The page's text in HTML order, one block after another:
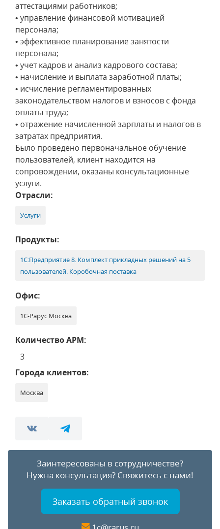
аттестациями работников;
• управление финансовой мотивацией
персонала;
• эффективное планирование занятости
персонала;
• учет кадров и анализ кадрового состава;
• начисление и выплата заработной платы;
• исчисление регламентированных
законодательством налогов и взносов с фонда
оплаты труда;
• отражение начисленной зарплаты и налогов в
затратах предприятия.
Было проведено первоначальное обучение
пользователей, клиент находится на
сопровождении, оказаны консультационные
услуги.
Отрасли:
Услуги
Продукты:
1С:Предприятие 8. Комплект прикладных решений на 5
пользователей. Коробочная поставка
Офис:
1С-Рарус Москва
Количество АРМ:
3
Города клиентов:
Москва
Заинтересованы в сотрудничестве?
Нужна консультация? Свяжитесь с нами!
Заказать обратный звонок